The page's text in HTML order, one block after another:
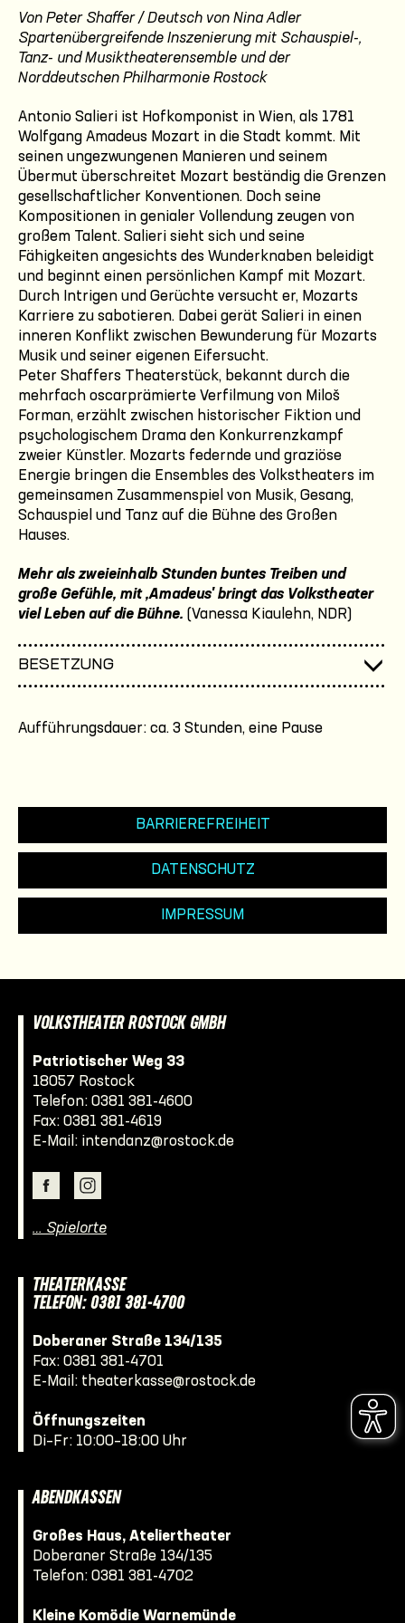
Von Peter Shaffer / Deutsch von Nina Adler
Spartenübergreifende Inszenierung mit Schauspiel-,
Tanz- und Musiktheaterensemble und der
Norddeutschen Philharmonie Rostock
Antonio Salieri ist Hofkomponist in Wien, als 1781
Wolfgang Amadeus Mozart in die Stadt kommt. Mit
seinen ungezwungenen Manieren und seinem
Übermut überschreitet Mozart beständig die Grenzen
gesellschaftlicher Konventionen. Doch seine
Kompositionen in genialer Vollendung zeugen von
großem Talent. Salieri sieht sich und seine
Fähigkeiten angesichts des Wunderknaben beleidigt
und beginnt einen persönlichen Kampf mit Mozart.
Durch Intrigen und Gerüchte versucht er, Mozarts
Karriere zu sabotieren. Dabei gerät Salieri in einen
inneren Konflikt zwischen Bewunderung für Mozarts
Musik und seiner eigenen Eifersucht.
Peter Shaffers Theaterstück, bekannt durch die
mehrfach oscarprämierte Verfilmung von Miloš
Forman, erzählt zwischen historischer Fiktion und
psychologischem Drama den Konkurrenzkampf
zweier Künstler. Mozarts federnde und graziöse
Energie bringen die Ensembles des Volkstheaters im
gemeinsamen Zusammenspiel von Musik, Gesang,
Schauspiel und Tanz auf die Bühne des Großen
Hauses.
Mehr als zweieinhalb Stunden buntes Treiben und
große Gefühle, mit ,Amadeus' bringt das Volkstheater
viel Leben auf die Bühne. (Vanessa Kiaulehn, NDR)
BESETZUNG
Aufführungsdauer: ca. 3 Stunden, eine Pause
BARRIEREFREIHEIT
DATENSCHUTZ
IMPRESSUM
VOLKSTHEATER ROSTOCK GMBH
Patriotischer Weg 33
18057 Rostock
Telefon: 0381 381-4600
Fax: 0381 381-4619
E-Mail: intendanz@rostock.de
… Spielorte
THEATERKASSE
TELEFON: 0381 381-4700
Doberaner Straße 134/135
Fax: 0381 381-4701
E-Mail: theaterkasse@rostock.de
Öffnungszeiten
Di–Fr: 10:00–18:00 Uhr
ABENDKASSEN
Großes Haus, Ateliertheater
Doberaner Straße 134/135
Telefon: 0381 381-4702
Kleine Komödie Warnemünde